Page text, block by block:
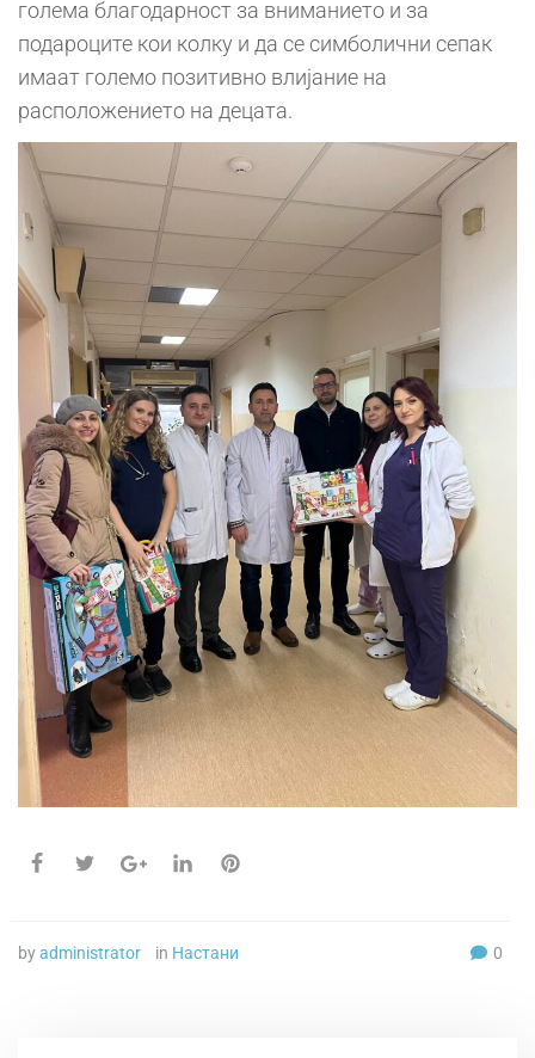
голема благодарност за вниманието и за
подароците кои колку и да се симболични сепак
имаат големо позитивно влијание на
расположението на децата.
byadministrator in Настани 0